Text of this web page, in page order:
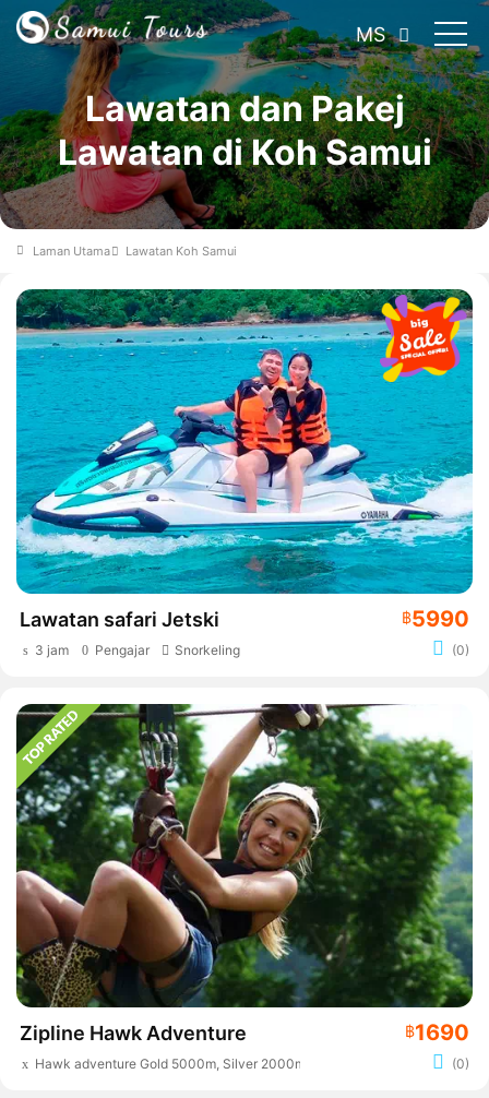
MS
Lawatan dan Pakej
Lawatan di Koh Samui
Laman Utama Lawatan Koh Samui
Lawatan safari Jetski ฿5990
3 jam Pengajar Snorkeling (0)
Zipline Hawk Adventure ฿1690
Hawk adventure Gold 5000m, Silver 2000m (0)